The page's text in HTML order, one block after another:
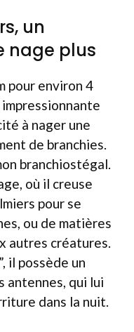
un
nage plus
pour environ 4
à nager une
de branchies.
branchiostégal.
où il creuse
pour se
ou de matières
autres créatures.
il possède un
antennes, qui lui
dans la nuit.